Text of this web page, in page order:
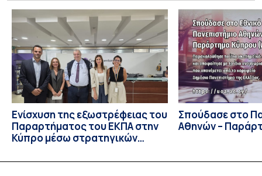
Ιουλίου στο Blagoevgrad της Βουλγαρίας. Σε αυτόν
συμμετείχαν 447 φοιτητές εκπροσωπώντας 135
πανεπιστήμια από 46 χώρες. Από την Ελλάδα, συμμετείχαν
επίσης το Εθνικό Μετσόβιο Πολυτεχνείο, το Αριστοτέλειο
Πανεπιστήμιο […]
Ενίσχυση της εξωστρέφειας του
Παραρτήματος του ΕΚΠΑ στην
Κύπρο μέσω στρατηγικών
Σπούδασε στο
Αθηνών –